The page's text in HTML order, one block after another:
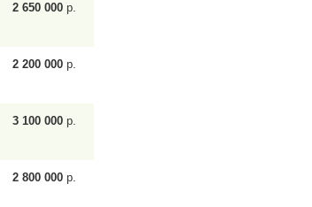
2 650 000 р.
2 200 000 р.
3 100 000 р.
2 800 000 р.